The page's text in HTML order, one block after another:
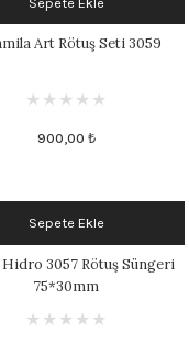
Flux
Art Rötuş Seti 3059
900,00 ₺
Sepete Ekle
3057 Rötuş Süngeri
75*30mm